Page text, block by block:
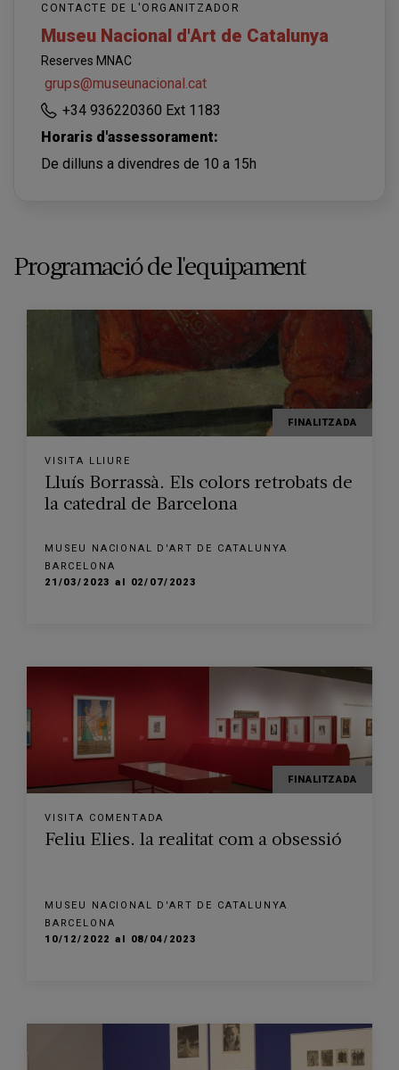
CONTACTE DE L'ORGANITZADOR
Museu Nacional d'Art de Catalunya
Reserves MNAC
grups@museunacional.cat
+34 936220360 Ext 1183
Horaris d'assessorament:
De dilluns a divendres de 10 a 15h
Programació de l'equipament
FINALITZADA
VISITA LLIURE
Lluís Borrassà. Els colors retrobats de
la catedral de Barcelona
MUSEU NACIONAL D'ART DE CATALUNYA
BARCELONA
21/03/2023 al 02/07/2023
FINALITZADA
VISITA COMENTADA
Feliu Elies. la realitat com a obsessió
MUSEU NACIONAL D'ART DE CATALUNYA
BARCELONA
10/12/2022 al 08/04/2023